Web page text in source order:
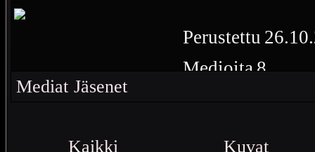
Perustettu
Medioita 8
Mediat Jäsenet
Kaikki Kuvat